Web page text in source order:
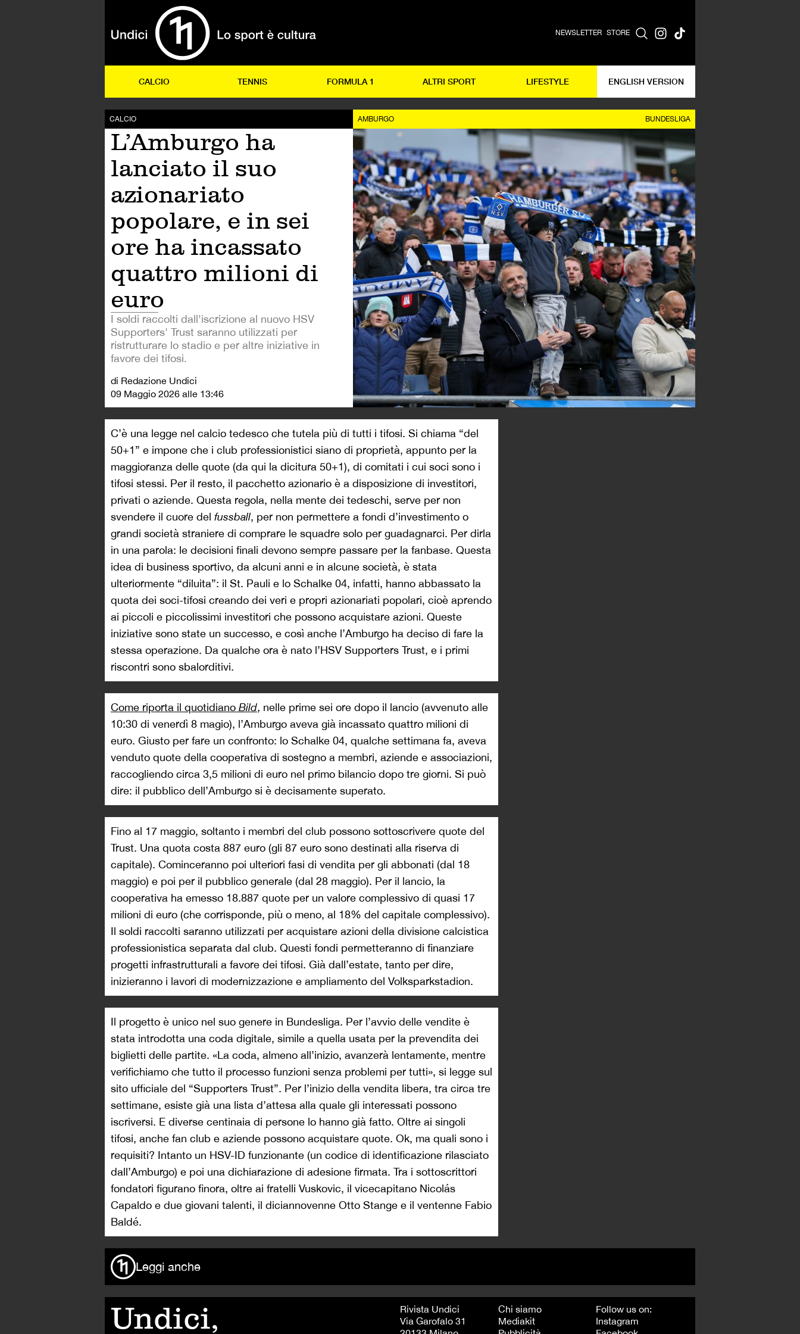
NEWSLETTER STORE
CALCIO TENNIS FORMULA 1 ALTRI SPORT LIFESTYLE ENGLISH VERSION
CALCIO
L’Amburgo ha
lanciato il suo
azionariato
popolare, e in sei
ore ha incassato
quattro milioni di
euro
I soldi raccolti dall'iscrizione al nuovo HSV
Supporters' Trust saranno utilizzati per
ristrutturare lo stadio e per altre iniziative in
favore dei tifosi.
di Redazione Undici
09 Maggio 2026 alle 13:46
AMBURGO BUNDESLIGA
C’è una legge nel calcio tedesco che tutela più di tutti i tifosi. Si chiama “del
50+1” e impone che i club professionistici siano di proprietà, appunto per la
maggioranza delle quote (da qui la dicitura 50+1), di comitati i cui soci sono i
tifosi stessi. Per il resto, il pacchetto azionario è a disposizione di investitori,
privati o aziende. Questa regola, nella mente dei tedeschi, serve per non
svendere il cuore del fussball, per non permettere a fondi d’investimento o
grandi società straniere di comprare le squadre solo per guadagnarci. Per dirla
in una parola: le decisioni finali devono sempre passare per la fanbase. Questa
idea di business sportivo, da alcuni anni e in alcune società, è stata
ulteriormente “diluita”: il St. Pauli e lo Schalke 04, infatti, hanno abbassato la
quota dei soci-tifosi creando dei veri e propri azionariati popolari, cioè aprendo
ai piccoli e piccolissimi investitori che possono acquistare azioni. Queste
iniziative sono state un successo, e così anche l’Amburgo ha deciso di fare la
stessa operazione. Da qualche ora è nato l’HSV Supporters Trust, e i primi
riscontri sono sbalorditivi.
Come riporta il quotidiano Bild, nelle prime sei ore dopo il lancio (avvenuto alle
10:30 di venerdì 8 magio), l’Amburgo aveva già incassato quattro milioni di
euro. Giusto per fare un confronto: lo Schalke 04, qualche settimana fa, aveva
venduto quote della cooperativa di sostegno a membri, aziende e associazioni,
raccogliendo circa 3,5 milioni di euro nel primo bilancio dopo tre giorni. Si può
dire: il pubblico dell’Amburgo si è decisamente superato.
Fino al 17 maggio, soltanto i membri del club possono sottoscrivere quote del
Trust. Una quota costa 887 euro (gli 87 euro sono destinati alla riserva di
capitale). Cominceranno poi ulteriori fasi di vendita per gli abbonati (dal 18
maggio) e poi per il pubblico generale (dal 28 maggio). Per il lancio, la
cooperativa ha emesso 18.887 quote per un valore complessivo di quasi 17
milioni di euro (che corrisponde, più o meno, al 18% del capitale complessivo).
Il soldi raccolti saranno utilizzati per acquistare azioni della divisione calcistica
professionistica separata dal club. Questi fondi permetteranno di finanziare
progetti infrastrutturali a favore dei tifosi. Già dall’estate, tanto per dire,
inizieranno i lavori di modernizzazione e ampliamento del Volksparkstadion.
Il progetto è unico nel suo genere in Bundesliga. Per l’avvio delle vendite è
stata introdotta una coda digitale, simile a quella usata per la prevendita dei
biglietti delle partite. «La coda, almeno all’inizio, avanzerà lentamente, mentre
verifichiamo che tutto il processo funzioni senza problemi per tutti», si legge sul
sito ufficiale del “Supporters Trust”. Per l’inizio della vendita libera, tra circa tre
settimane, esiste già una lista d’attesa alla quale gli interessati possono
iscriversi. E diverse centinaia di persone lo hanno già fatto. Oltre ai singoli
tifosi, anche fan club e aziende possono acquistare quote. Ok, ma quali sono i
requisiti? Intanto un HSV-ID funzionante (un codice di identificazione rilasciato
dall’Amburgo) e poi una dichiarazione di adesione firmata. Tra i sottoscrittori
fondatori figurano finora, oltre ai fratelli Vuskovic, il vicecapitano Nicolás
Capaldo e due giovani talenti, il diciannovenne Otto Stange e il ventenne Fabio
Baldé.
Leggi anche
Undici,
Rivista Undici
Via Garofalo 31
Chi siamo
Mediakit
Follow us on:
Instagram